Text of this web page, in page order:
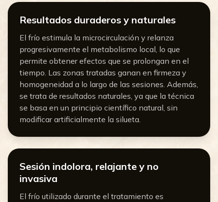
Resultados duraderos y naturales
El frío estimula la microcirculación y relanza
progresivamente el metabolismo local, lo que
permite obtener efectos que se prolongan en el
tiempo. Las zonas tratadas ganan en firmeza y
homogeneidad a lo largo de las sesiones. Además,
se trata de resultados naturales, ya que la técnica
se basa en un principio científico natural, sin
modificar artificialmente la silueta.
Sesión indolora, relajante y no
invasiva
El frío utilizado durante el tratamiento es